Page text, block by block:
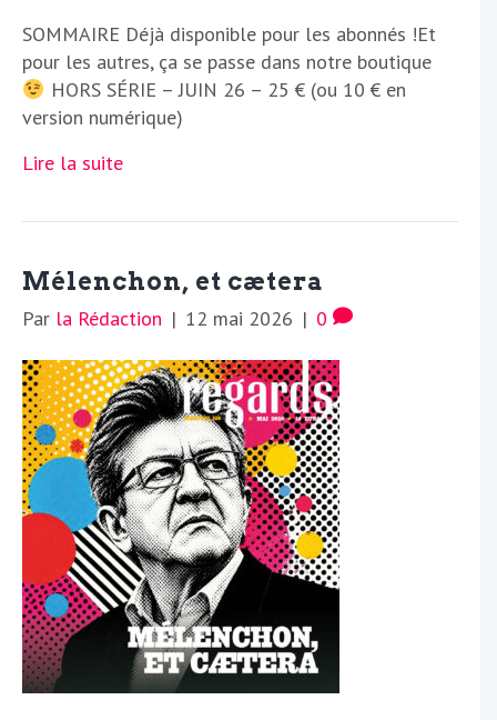
SOMMAIRE Déjà disponible pour les abonnés !Et
pour les autres, ça se passe dans notre boutique
HORS SÉRIE – JUIN 26 – 25 € (ou 10 € en
version numérique)
Lire la suite
Mélenchon, et cætera
Par la Rédaction | 12 mai 2026 | 0